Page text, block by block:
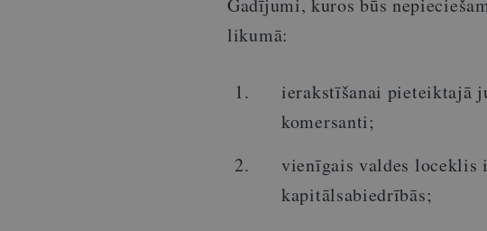
Gadījumi, kuros būs
likumā:
ierakstīšanai pieteiktajā
komersanti;
vienīgais valdes loceklis
kapitālsabiedrībās;